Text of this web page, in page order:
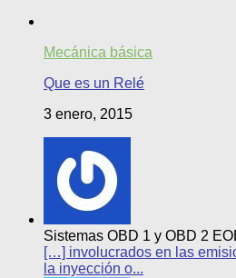
Mecánica básica
Que es un Relé
3 enero, 2015
Sistemas OBD 1 y OBD 2
[…] involucrados en las
la inyección o...